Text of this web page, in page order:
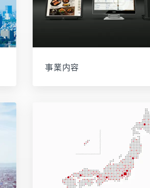
事業内容